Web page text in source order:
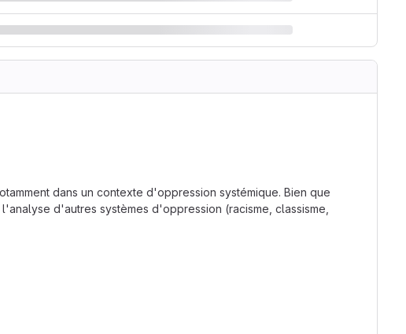
dans un contexte d'oppression systémique. Bien que
d'autres systèmes d'oppression (racisme, classisme,